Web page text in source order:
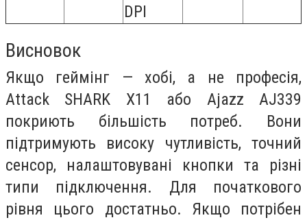
DPI
Висновок
Якщо геймінг — хобі, а не професія,
Attack SHARK X11 або Ajazz AJ339
покриють більшість потреб. Вони
підтримують високу чутливість, точний
сенсор, налаштовувані кнопки та різні
типи підключення. Для початкового
рівня цього достатньо. Якщо потрібен